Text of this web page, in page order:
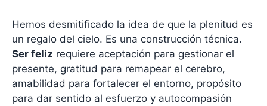
Hemos desmitificado la idea de que la plenitud es
un regalo del cielo. Es una construcción técnica.
Ser feliz requiere aceptación para gestionar el
presente, gratitud para remapear el cerebro,
amabilidad para fortalecer el entorno, propósito
para dar sentido al esfuerzo y autocompasión